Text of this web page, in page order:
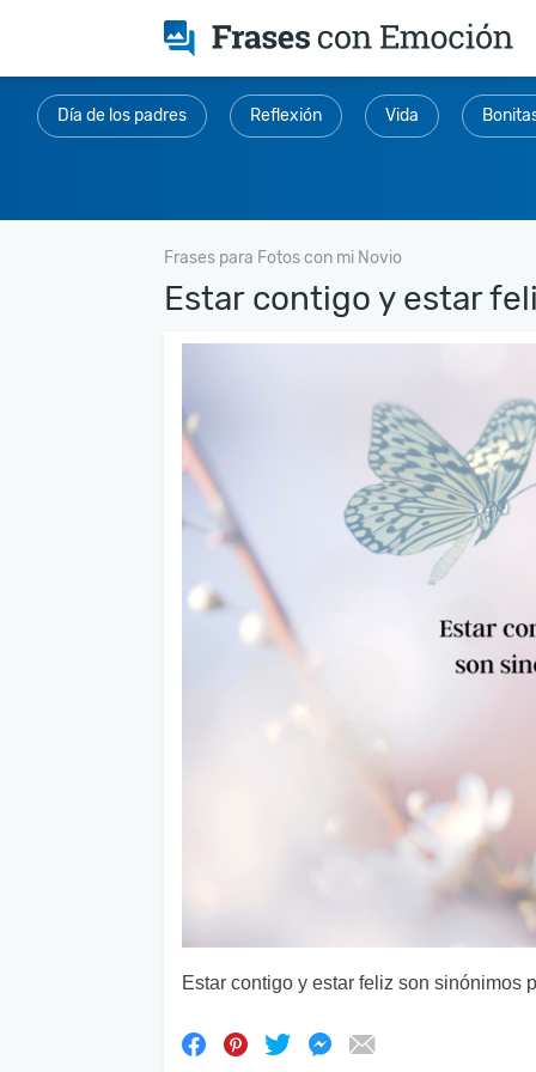
Día de los padres Reflexión Vida
Frases para Fotos con mi Novio
Estar contigo y estar
Estar contigo y estar feliz son sinónimos